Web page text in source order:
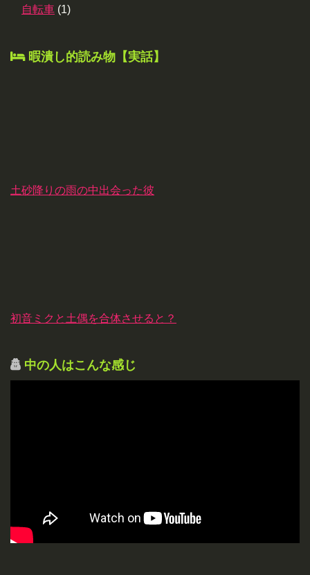
自転車 (1)
暇潰し的読み物【実話】
土砂降りの雨の中出会った彼
初音ミクと土偶を合体させると？
中の人はこんな感じ